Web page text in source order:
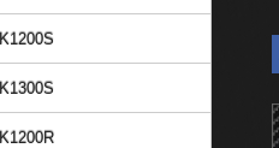
K1200S
K1300S
K1200R